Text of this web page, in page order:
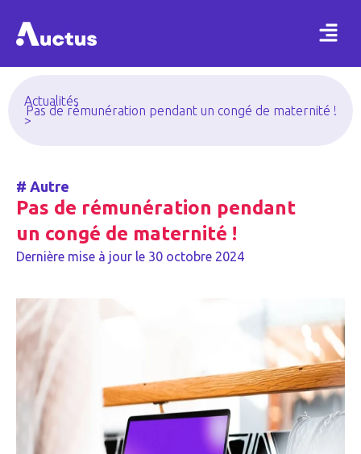
Actualités
>
Pas de rémunération pendant un congé de maternité !
# Autre
Pas de rémunération pendant
un congé de maternité !
Dernière mise à jour le 30 octobre 2024